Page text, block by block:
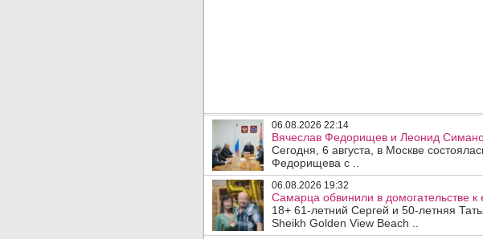
06.08.2026 22:14
Вячеслав Федорищев и Леонид
Сегодня, 6 августа, в Москве
Федорищева с ..
06.08.2026 19:32
Самарца обвинили в домогательстве
18+ 61-летний Сергей и 50-летняя
Sheikh Golden View Beach ..